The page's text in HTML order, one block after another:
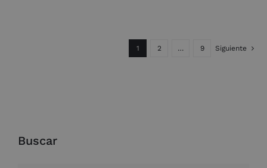
1 2 … 9 Siguiente
Buscar